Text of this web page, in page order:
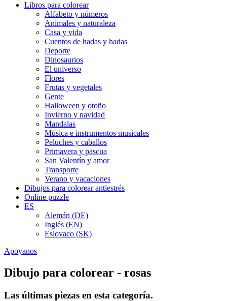
Libros para colorear
Alfabeto y números
Animales y naturaleza
Casa y vida
Cuentos de hadas y hadas
Deporte
Dinosaurios
El universo
Flores
Frutas y vegetales
Gente
Halloween y otoño
Invierno y navidad
Mandalas
Música e instrumentos musicales
Peluches y caballos
Primavera y pascua
San Valentín y amor
Transporte
Verano y vacaciones
Dibujos para colorear antiestrés
Online puzzle
ES
Alemán (DE)
Inglés (EN)
Eslovaco (SK)
Apoyanos
Dibujo para colorear - rosas
Las últimas piezas en esta categoría.